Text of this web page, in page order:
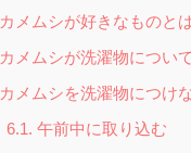
カメムシが好きなものと
カメムシが洗濯物につい
カメムシを洗濯物につけ
6.1. 午前中に取り込む